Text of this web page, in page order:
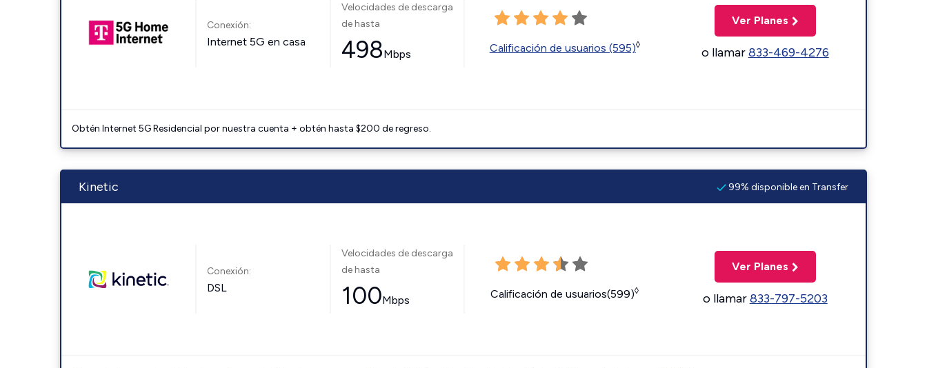
Conexión:
Internet 5G en casa
Velocidades de descarga
de hasta
498Mbps Calificación de usuarios (595)◊
Ver Planes
o llamar833-469-4276
Obtén Internet 5G Residencial por nuestra cuenta + obtén hasta $200 de regreso.
Kinetic 99% disponible en Transfer
Conexión:
DSL
Velocidades de descarga
de hasta
100Mbps Calificación de usuarios(599)◊
Ver Planes
o llamar833-797-5203